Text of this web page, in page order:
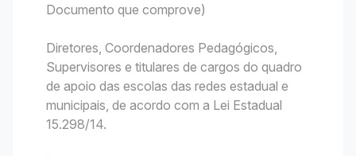
Documento que comprove)
Diretores, Coordenadores Pedagógicos,
Supervisores e titulares de cargos do quadro
de apoio das escolas das redes estadual e
municipais, de acordo com a Lei Estadual
15.298/14.